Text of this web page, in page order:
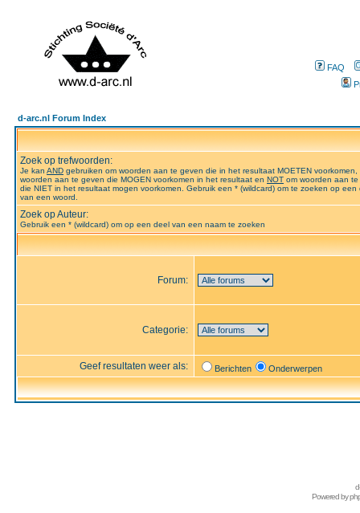
FAQ
d-arc.nl Forum Index
Zoek op trefwoorden:
Je kan AND gebruiken om woorden aan te geven die in het resultaat MOETEN voorkomen,
woorden aan te geven die MOGEN voorkomen in het resultaat en NOT om woorden aan
die NIET in het resultaat mogen voorkomen. Gebruik een * (wildcard) om te zoeken op een
van een woord.
Zoek op Auteur:
Gebruik een * (wildcard) om op een deel van een naam te zoeken
Forum:
Categorie:
Geef resultaten weer als: Berichten Onderwerpen
Powered by